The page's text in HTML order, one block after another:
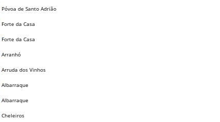
Póvoa de Santo Adrião
Forte da Casa
Forte da Casa
Arranhó
Arruda dos Vinhos
Albarraque
Albarraque
Cheleiros